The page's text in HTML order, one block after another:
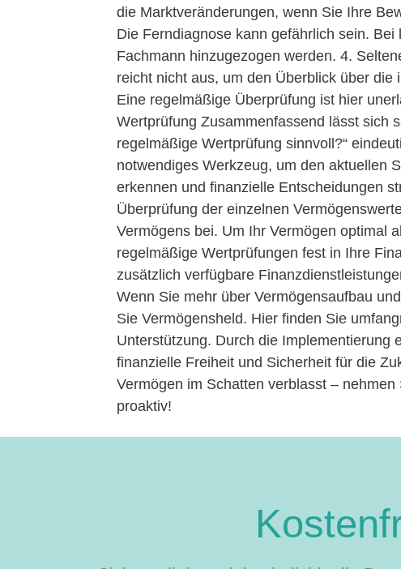
die Marktveränderungen, wenn Sie Ihre
Die Ferndiagnose kann gefährlich sein.
Fachmann hinzugezogen werden. 4.
reicht nicht aus, um den Überblick über
Eine regelmäßige Überprüfung ist hier
Wertprüfung Zusammenfassend lässt sich
regelmäßige Wertprüfung sinnvoll?“
notwendiges Werkzeug, um den aktuellen
erkennen und finanzielle Entscheidungen
Überprüfung der einzelnen
Vermögens bei. Um Ihr Vermögen optimal
regelmäßige Wertprüfungen fest in Ihre
zusätzlich verfügbare
Wenn Sie mehr über Vermögensaufbau
Sie Vermögensheld. Hier finden Sie
Unterstützung. Durch die Implementierung
finanzielle Freiheit und Sicherheit für die
Vermögen im Schatten verblasst –
proaktiv!